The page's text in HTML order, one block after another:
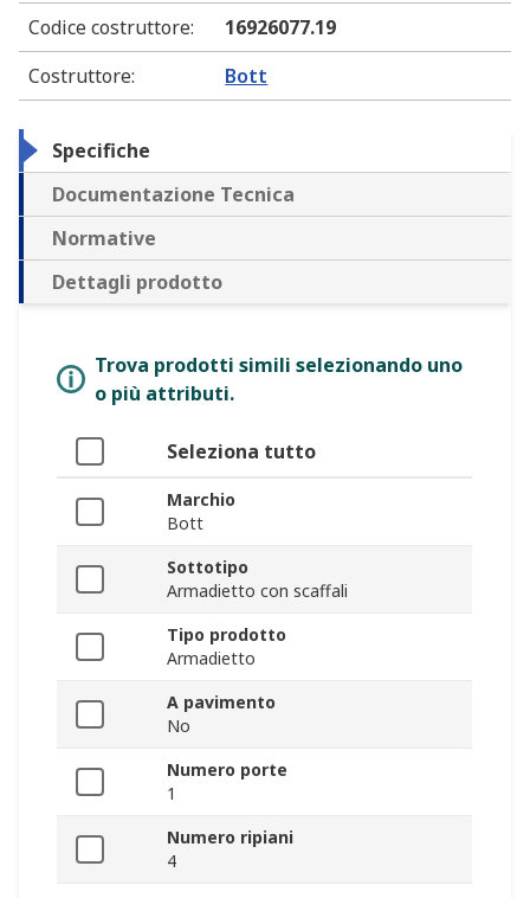
Codice costruttore:
16926077.19
Costruttore: Bott
Specifiche
Documentazione Tecnica
Normative
Dettagli prodotto
Trova prodotti simili selezionando uno
o più attributi.
Seleziona tutto
Marchio
Bott
Sottotipo
Armadietto con scaffali
Tipo prodotto
Armadietto
A pavimento
No
Numero porte
1
Numero ripiani
4